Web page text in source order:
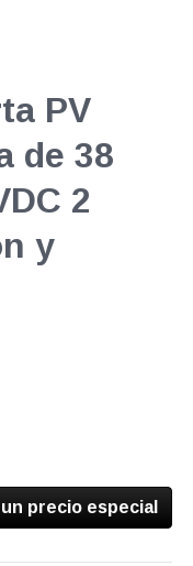
PV
de 38
2
y
precio especial